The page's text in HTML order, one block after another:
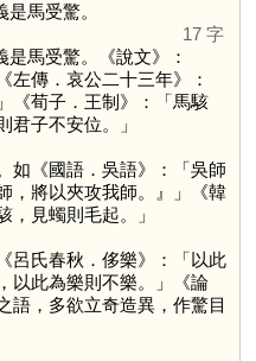
馬受驚。
17 字
是馬受驚。《說文》：
左傳．哀公二十三年》：
《荀子．王制》：「馬駭
君子不安位。」
如《國語．吳語》：「吳師
，將以夾攻我師。』」《韓
見蠋則毛起。」
呂氏春秋．侈樂》：「以此
以此為樂則不樂。」《論
語，多欲立奇造異，作驚目